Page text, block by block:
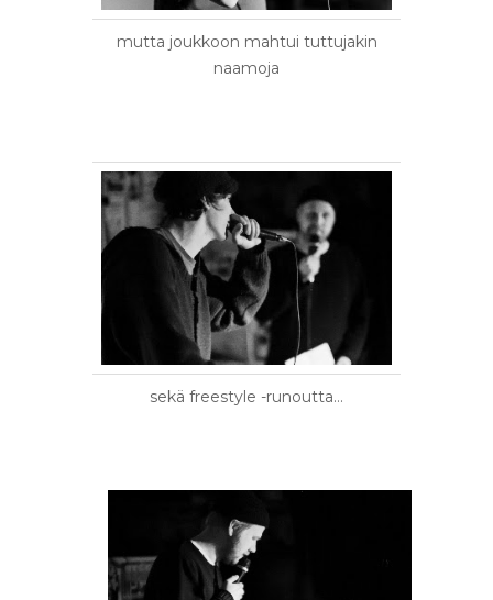
mutta joukkoon mahtui tuttujakin
naamoja
sekä freestyle -runoutta…